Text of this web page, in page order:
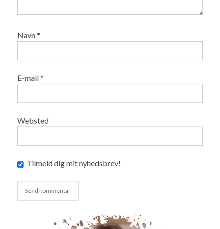
Navn*
E-mail*
Websted
Tilmeld dig mit nyhedsbrev!